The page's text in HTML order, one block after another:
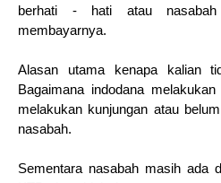
berhati - hati atau
membayarnya.
Alasan utama kenapa kalian
Bagaimana indodana
melakukan kunjungan atau
nasabah.
Sementara nasabah masih ada